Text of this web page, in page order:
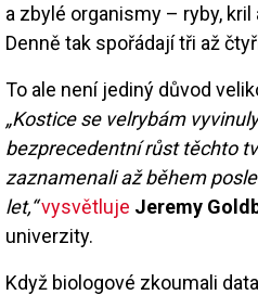
a zbylé organismy – ryby,
Denně tak spořádají tři až
To ale není jediný důvod
„Kostice se velrybám
bezprecedentní růst těchto
zaznamenali až během
let,“vysvětluje Jeremy
univerzity.
Když biologové zkoumali